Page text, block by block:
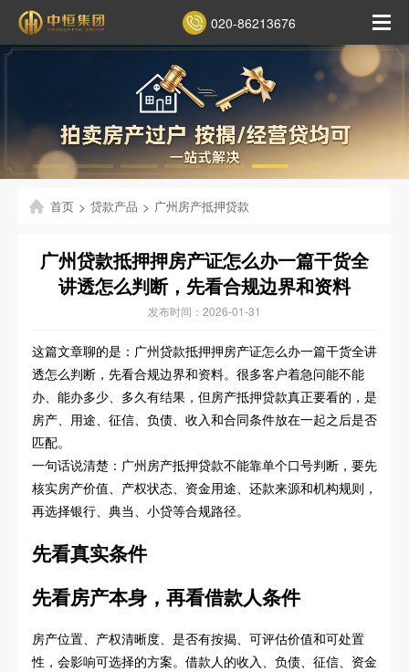
020-86213676
首页 > 贷款产品 > 广州房产抵押贷款
广州贷款抵押押房产证怎么办一篇干货全
讲透怎么判断，先看合规边界和资料
发布时间：2026-01-31
这篇文章聊的是：广州贷款抵押押房产证怎么办一篇干货全讲
透怎么判断，先看合规边界和资料。很多客户着急问能不能
办、能办多少、多久有结果，但房产抵押贷款真正要看的，是
房产、用途、征信、负债、收入和合同条件放在一起之后是否
匹配。
一句话说清楚：广州房产抵押贷款不能靠单个口号判断，要先
核实房产价值、产权状态、资金用途、还款来源和机构规则，
再选择银行、典当、小贷等合规路径。
先看真实条件
先看房产本身，再看借款人条件
房产位置、产权清晰度、是否有按揭、可评估价值和可处置
性，会影响可选择的方案。借款人的收入、负债、征信、资金